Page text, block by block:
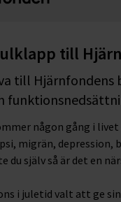
till
till
någon gång i
migrän,
du själv så är det en
i juletid valt att ge